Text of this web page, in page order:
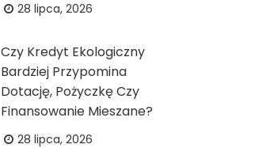
28 lipca, 2026
Czy Kredyt Ekologiczny
Bardziej Przypomina
Dotację, Pożyczkę Czy
Finansowanie Mieszane?
28 lipca, 2026